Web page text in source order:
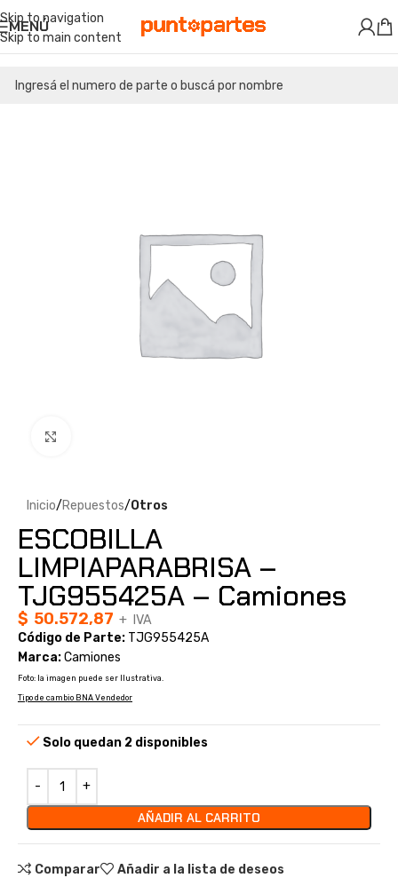
Skip to navigation
Skip to main content
MENÚ
Inicio Repuestos Otros
ESCOBILLA
LIMPIAPARABRISA –
TJG955425A – Camiones
$ 50.572,87 + IVA
Código de Parte: TJG955425A
Marca:Camiones
Foto: la imagen puede ser Ilustrativa.
Tipo de cambio BNA Vendedor
Solo quedan 2 disponibles
AÑADIR AL CARRITO
Comparar
Añadir a la lista de deseos